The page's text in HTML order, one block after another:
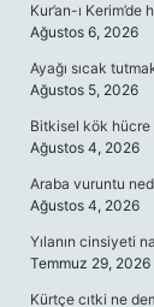
Kur’an-ı
Ağustos 6, 2026
Ayağı sıcak
Ağustos 5, 2026
Bitkisel kök hücre
Ağustos 4, 2026
Araba vuruntu
Ağustos 4, 2026
Yılanın cinsiyeti
Temmuz 29, 2026
Kürtçe cıtki ne